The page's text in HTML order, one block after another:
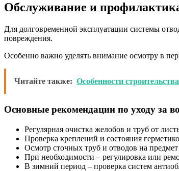
Обслуживание и
Для долговременной эксплуатации системы
повреждения.
Особенно важно уделять внимание осмотру в
Читайте также: Особенности
Основные рекомендации по уходу за
Регулярная очистка желобов и труб от
Проверка креплений и состояния
Осмотр сточных труб и отводов на
При необходимости – регулировка или
В зимний период – проверка систем